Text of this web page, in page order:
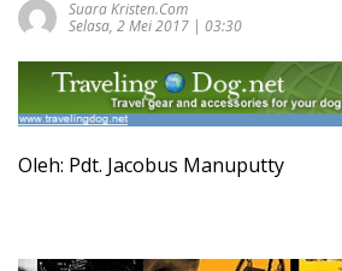
Suara Kristen.com
Selasa, 2 Mei 2017 | 03:30
Oleh: Pdt. Jacobus Manuputty